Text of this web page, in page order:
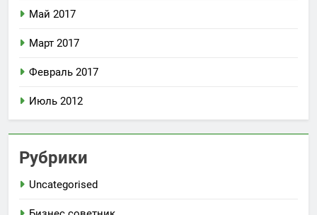
Май 2017
Март 2017
Февраль 2017
Июль 2012
Рубрики
Uncategorised